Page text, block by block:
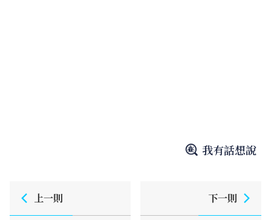
我有話想說
上一則 下一則